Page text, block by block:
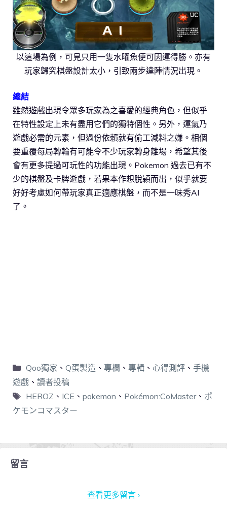
以這場為例，可見只用一隻水曜魚便可因運得勝。亦有
玩家歸究棋盤設計太小，引致兩步達陣情況出現。
總結
雖然遊戲出現令眾多玩家為之喜愛的經典角色，但似乎
在特性設定上未有盡用它們的獨特個性。另外，運氣乃
遊戲必需的元素，但過份依賴就有偷工減料之嫌。相個
要重覆每局轉輪有可能令不少玩家轉身離場，希望其後
會有更多提過可玩性的功能出現。Pokemon 過去已有不
少的棋盤及卡牌遊戲，若果本作想脫穎而出，似乎就要
好好考慮如何帶玩家真正適應棋盤，而不是一味秀AI
了。
Qoo獨家 、 Q蛋製造 、 專欄 、 專輯、 心得測評、 手機
遊戲 、 讀者投稿
HEROZ 、 ICE 、 pokemon 、 Pokémon:CoMaster、 ポ
ケモンコマスター
留言
查看更多留言 ›